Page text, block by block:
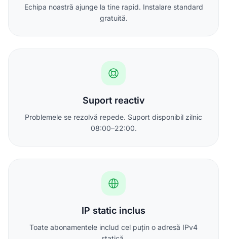
Echipa noastră ajunge la tine rapid. Instalare standard
gratuită.
Suport reactiv
Problemele se rezolvă repede. Suport disponibil zilnic
08:00–22:00.
IP static inclus
Toate abonamentele includ cel puțin o adresă IPv4